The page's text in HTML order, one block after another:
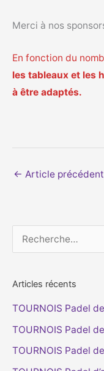
Merci à nos
En fonction du
les tableaux et les
à être adaptés.
← Article précédent
c
r
c
Articles récents
TOURNOIS Padel
TOURNOIS Padel
TOURNOIS Padel
r
h
v
e
s
a
é
g
o
r
i